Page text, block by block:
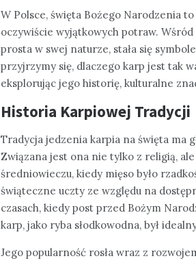
W Polsce, święta Bożego Narodzenia
oczywiście wyjątkowych potraw.
prosta w swej naturze, stała się
przyjrzymy się, dlaczego karp jest tak
eksplorując jego historię, kulturalne
Historia Karpiowej Tradycji
Tradycja jedzenia karpia na święta ma
Związana jest ona nie tylko z religią,
średniowieczu, kiedy mięso było
świąteczne uczty ze względu na
czasach, kiedy post przed Bożym
karp, jako ryba słodkowodna, był
Jego popularność rosła wraz z